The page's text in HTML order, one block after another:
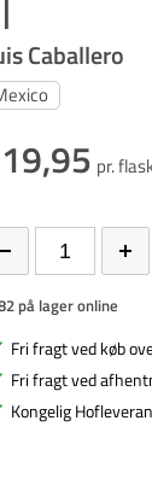
Caballero
pr.
på lager online
Fri fragt ved køb
Fri fragt ved
Kongelig